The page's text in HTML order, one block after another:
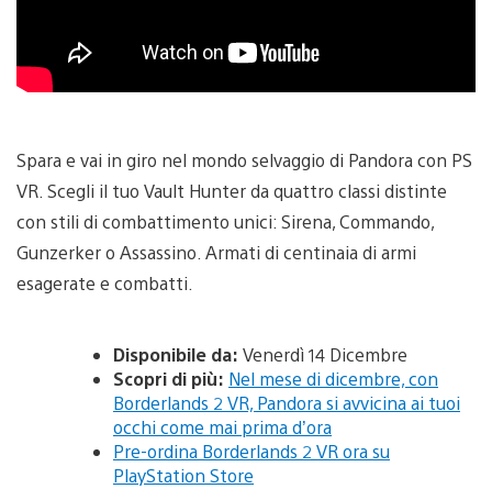
Spara e vai in giro nel mondo selvaggio di Pandora con PS
VR. Scegli il tuo Vault Hunter da quattro classi distinte
con stili di combattimento unici: Sirena, Commando,
Gunzerker o Assassino. Armati di centinaia di armi
esagerate e combatti.
Disponibile da: Venerdì 14 Dicembre
Scopri di più: Nel mese di dicembre, con
Borderlands 2 VR, Pandora si avvicina ai tuoi
occhi come mai prima d’ora
Pre-ordina Borderlands 2 VR ora su
PlayStation Store